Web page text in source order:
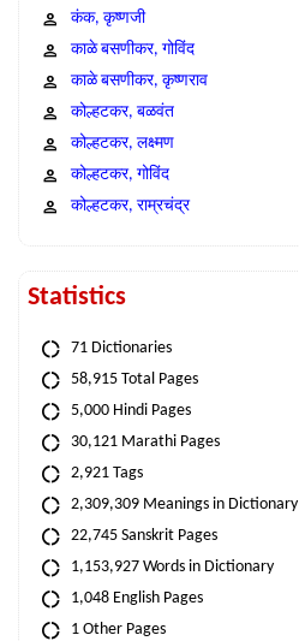
कंक, कृष्णजी
काळे बसणीकर, गोविंद
काळे बसणीकर, कृष्णराव
कोल्हटकर, बळवंत
कोल्हटकर, लक्ष्मण
कोल्हटकर, गोविंद
कोल्हटकर, राम्रचंद्र
Statistics
71 Dictionaries
58,915 Total Pages
5,000 Hindi Pages
30,121 Marathi Pages
2,921 Tags
2,309,309 Meanings in Dictionary
22,745 Sanskrit Pages
1,153,927 Words in Dictionary
1,048 English Pages
1 Other Pages